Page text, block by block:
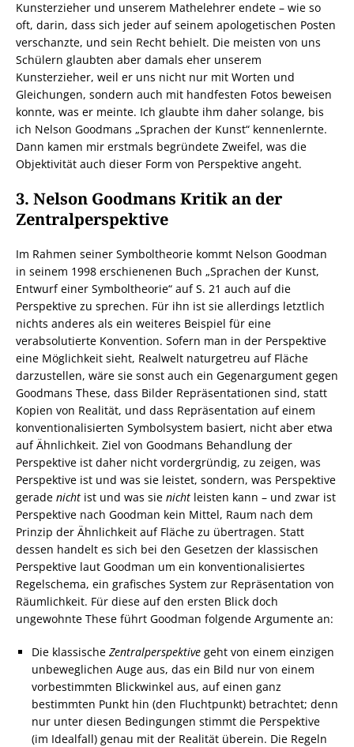
Kunsterzieher und unserem Mathelehrer endete – wie so
oft, darin, dass sich jeder auf seinem apologetischen Posten
verschanzte, und sein Recht behielt. Die meisten von uns
Schülern glaubten aber damals eher unserem
Kunsterzieher, weil er uns nicht nur mit Worten und
Gleichungen, sondern auch mit handfesten Fotos beweisen
konnte, was er meinte. Ich glaubte ihm daher solange, bis
ich Nelson Goodmans „Sprachen der Kunst“ kennenlernte.
Dann kamen mir erstmals begründete Zweifel, was die
Objektivität auch dieser Form von Perspektive angeht.
3. Nelson Goodmans Kritik an der
Zentralperspektive
Im Rahmen seiner Symboltheorie kommt Nelson Goodman
in seinem 1998 erschienenen Buch „Sprachen der Kunst,
Entwurf einer Symboltheorie“ auf S. 21 auch auf die
Perspektive zu sprechen. Für ihn ist sie allerdings letztlich
nichts anderes als ein weiteres Beispiel für eine
verabsolutierte Konvention. Sofern man in der Perspektive
eine Möglichkeit sieht, Realwelt naturgetreu auf Fläche
darzustellen, wäre sie sonst auch ein Gegenargument gegen
Goodmans These, dass Bilder Repräsentationen sind, statt
Kopien von Realität, und dass Repräsentation auf einem
konventionalisierten Symbolsystem basiert, nicht aber etwa
auf Ähnlichkeit. Ziel von Goodmans Behandlung der
Perspektive ist daher nicht vordergründig, zu zeigen, was
Perspektive ist und was sie leistet, sondern, was Perspektive
gerade nicht ist und was sie nicht leisten kann – und zwar ist
Perspektive nach Goodman kein Mittel, Raum nach dem
Prinzip der Ähnlichkeit auf Fläche zu übertragen. Statt
dessen handelt es sich bei den Gesetzen der klassischen
Perspektive laut Goodman um ein konventionalisiertes
Regelschema, ein grafisches System zur Repräsentation von
Räumlichkeit. Für diese auf den ersten Blick doch
ungewohnte These führt Goodman folgende Argumente an:
Die klassische Zentralperspektive geht von einem einzigen
unbeweglichen Auge aus, das ein Bild nur von einem
vorbestimmten Blickwinkel aus, auf einen ganz
bestimmten Punkt hin (den Fluchtpunkt) betrachtet; denn
nur unter diesen Bedingungen stimmt die Perspektive
(im Idealfall) genau mit der Realität überein. Die Regeln